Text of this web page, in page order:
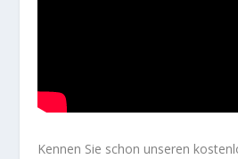
Kennen Sie schon unseren